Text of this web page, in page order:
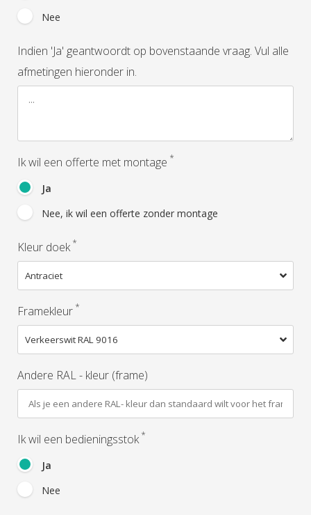
Nee
Indien 'Ja' geantwoordt op bovenstaande vraag. Vul alle
afmetingen hieronder in.
Ik wil een offerte met montage *
Ja
Nee, ik wil een offerte zonder montage
Kleur doek *
Framekleur *
Andere RAL - kleur (frame)
Ik wil een bedieningsstok *
Ja
Nee